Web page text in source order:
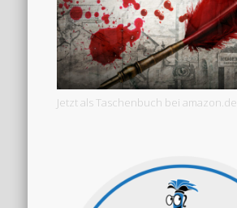
Jetzt als Taschenbuch bei amazon.de